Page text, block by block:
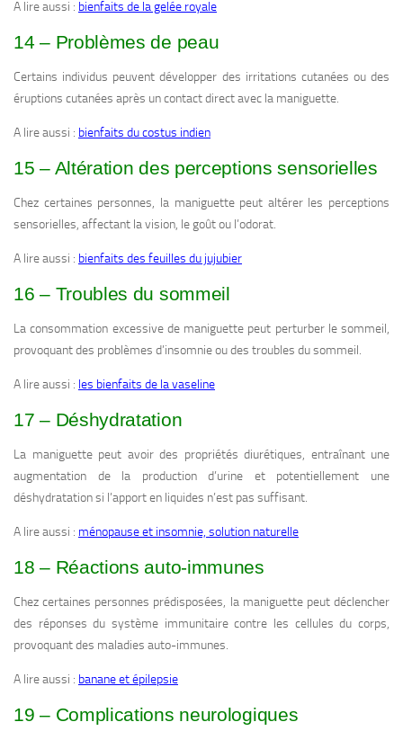
A lire aussi : bienfaits de la gelée royale
14 – Problèmes de peau
Certains individus peuvent développer des irritations cutanées ou des
éruptions cutanées après un contact direct avec la maniguette.
A lire aussi : bienfaits du costus indien
15 – Altération des perceptions sensorielles
Chez certaines personnes, la maniguette peut altérer les perceptions
sensorielles, affectant la vision, le goût ou l’odorat.
A lire aussi : bienfaits des feuilles du jujubier
16 – Troubles du sommeil
La consommation excessive de maniguette peut perturber le sommeil,
provoquant des problèmes d’insomnie ou des troubles du sommeil.
A lire aussi : les bienfaits de la vaseline
17 – Déshydratation
La maniguette peut avoir des propriétés diurétiques, entraînant une
augmentation de la production d’urine et potentiellement une
déshydratation si l’apport en liquides n’est pas suffisant.
A lire aussi : ménopause et insomnie, solution naturelle
18 – Réactions auto-immunes
Chez certaines personnes prédisposées, la maniguette peut déclencher
des réponses du système immunitaire contre les cellules du corps,
provoquant des maladies auto-immunes.
A lire aussi : banane et épilepsie
19 – Complications neurologiques